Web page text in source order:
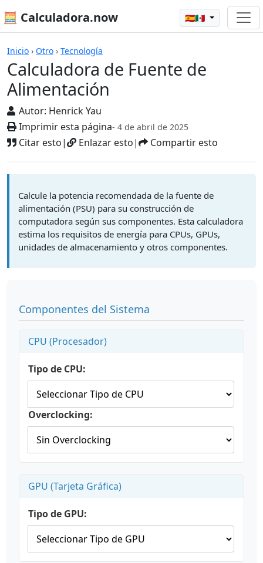
🧮 Calculadora.now 🇪🇸🇲🇽
Inicio › Otro › Tecnología
Calculadora de Fuente de
Alimentación
Autor: Henrick Yau
Imprimir esta página- 4 de abril de 2025
Citar esto| Enlazar esto| Compartir esto
Calculadoras
Calcule la potencia recomendada de la fuente de
alimentación (PSU) para su construcción de
computadora según sus componentes. Esta calculadora
estima los requisitos de energía para CPUs, GPUs,
unidades de almacenamiento y otros componentes.
Componentes del Sistema
CPU (Procesador)
Tipo de CPU:
Overclocking:
GPU (Tarjeta Gráfica)
Tipo de GPU: